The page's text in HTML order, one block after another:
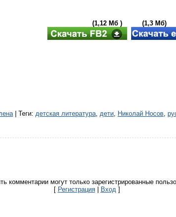
(1,12 Мб ) (1,3 Мб)
| Теги: детская литература, дети, Николай Носов,
комментарии могут только зарегистрированные
[ Регистрация| Вход]